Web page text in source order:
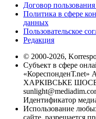
Договор
Политика в сфере
данных
Пользовательское
Редакция
© 2000-2026,
Субъект в сфере
«КореспонденТ.net»
ХАРКІВСЬКЕ ШОСЕ,
Идентификатор
Использование
сайте, разрешается